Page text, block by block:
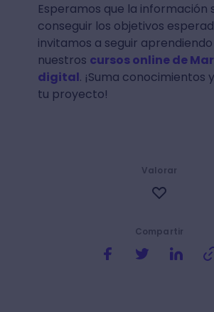
Esperamos que la información
conseguir los objetivos
invitamos a seguir
nuestros cursos online de
digital. ¡Suma conocimientos
tu proyecto!
Compartir
Valorar